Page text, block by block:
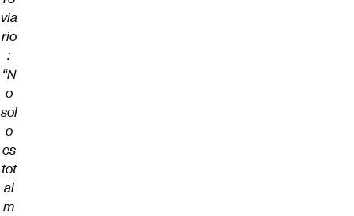
via
rio
:
“N
o
sol
o
es
tot
al
m